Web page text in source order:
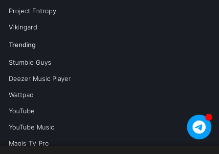
Project Entropy
Vikingard
Trending
Stumble Guys
Deezer Music Player
Wattpad
YouTube
YouTube Music
Magis TV Pro